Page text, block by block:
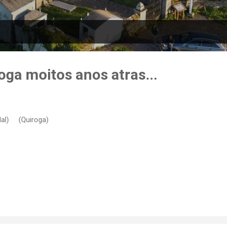
moitos anos atras...
(Quiroga)